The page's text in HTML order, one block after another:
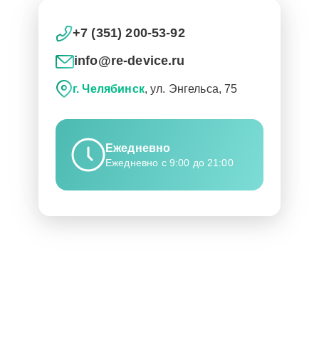
+7 (351) 200-53-92
info@re-device.ru
г. Челябинск, ул. Энгельса, 75
Ежедневно
Ежедневно с 9:00 до 21:00